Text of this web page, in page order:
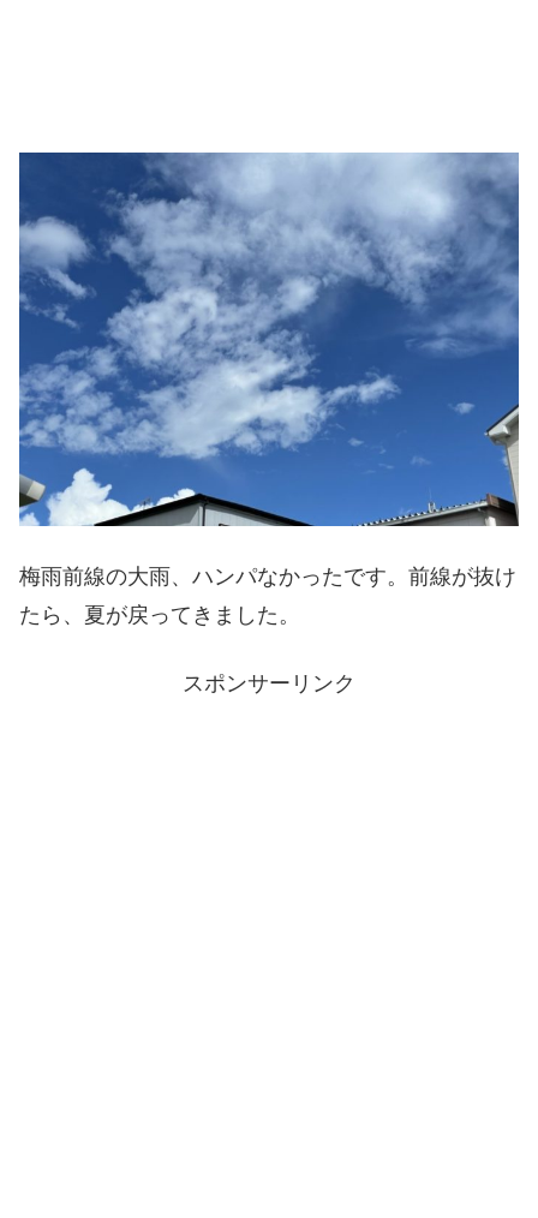
梅雨前線の大雨、ハンパなかったです。前線が抜け
たら、夏が戻ってきました。
スポンサーリンク